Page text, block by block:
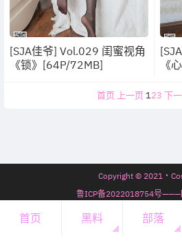
[SJA佳爷] Vol.029 闺蜜视角
《锁》[64P/72MB]
《
首页 上一页 123 下
Copyright © 2021・
鲁ICP备2022018754号
7年67天6时19分3
开通会员
会员必看
首页 黑料 部落